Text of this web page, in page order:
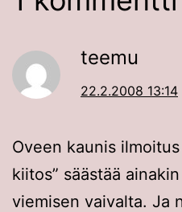
teemu
22.2.2008 13:14
Oveen kaunis
kiitos” säästää
viemisen vaivalta. Ja